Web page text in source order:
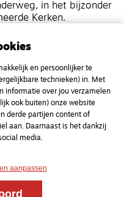
in het bijzonder
Kerken.
en persoonlijker te
technieken) in. Met
informatie over jou verzamelen
ook buiten) onze website
derde partijen content of
aan. Daarnaast is het dankzij
media.
aanpassen